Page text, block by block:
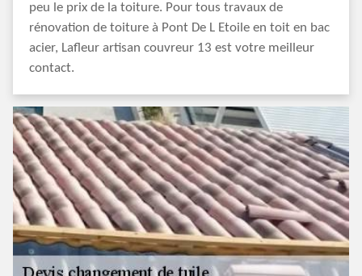
peu le prix de la toiture. Pour tous travaux de
rénovation de toiture à Pont De L Etoile en toit en bac
acier, Lafleur artisan couvreur 13 est votre meilleur
contact.